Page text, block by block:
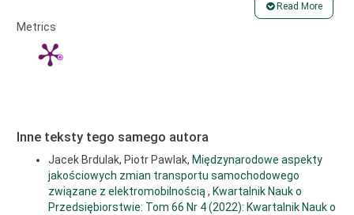
6. Brdulak J., Florczak E., Gardziński T. (2019), The Socialization of
and Medium Enterprises and Business Sustainability”, Vol. 2(4).
8. Brdulak J., Florczak E., Gardziński T. (2019), Uspołecznienie
Polityczna”, z. 1(64).
9. Brdulak J., Florczak E. (2011), Usytuowanie przedsiębiorstwa
społecznego w gospodarce, „Myśl Ekonomiczna i Polityczna”, nr 1-2
Read More
Article
Details
Metrics
Inne teksty tego samego autora
Jacek Brdulak, Piotr Pawlak, Międzynarodowe aspekty
jakościowych zmian transportu samochodowego
związane z elektromobilnością , Kwartalnik Nauk o
Przedsiębiorstwie: Tom 66 Nr 4 (2022): Kwartalnik Nauk o